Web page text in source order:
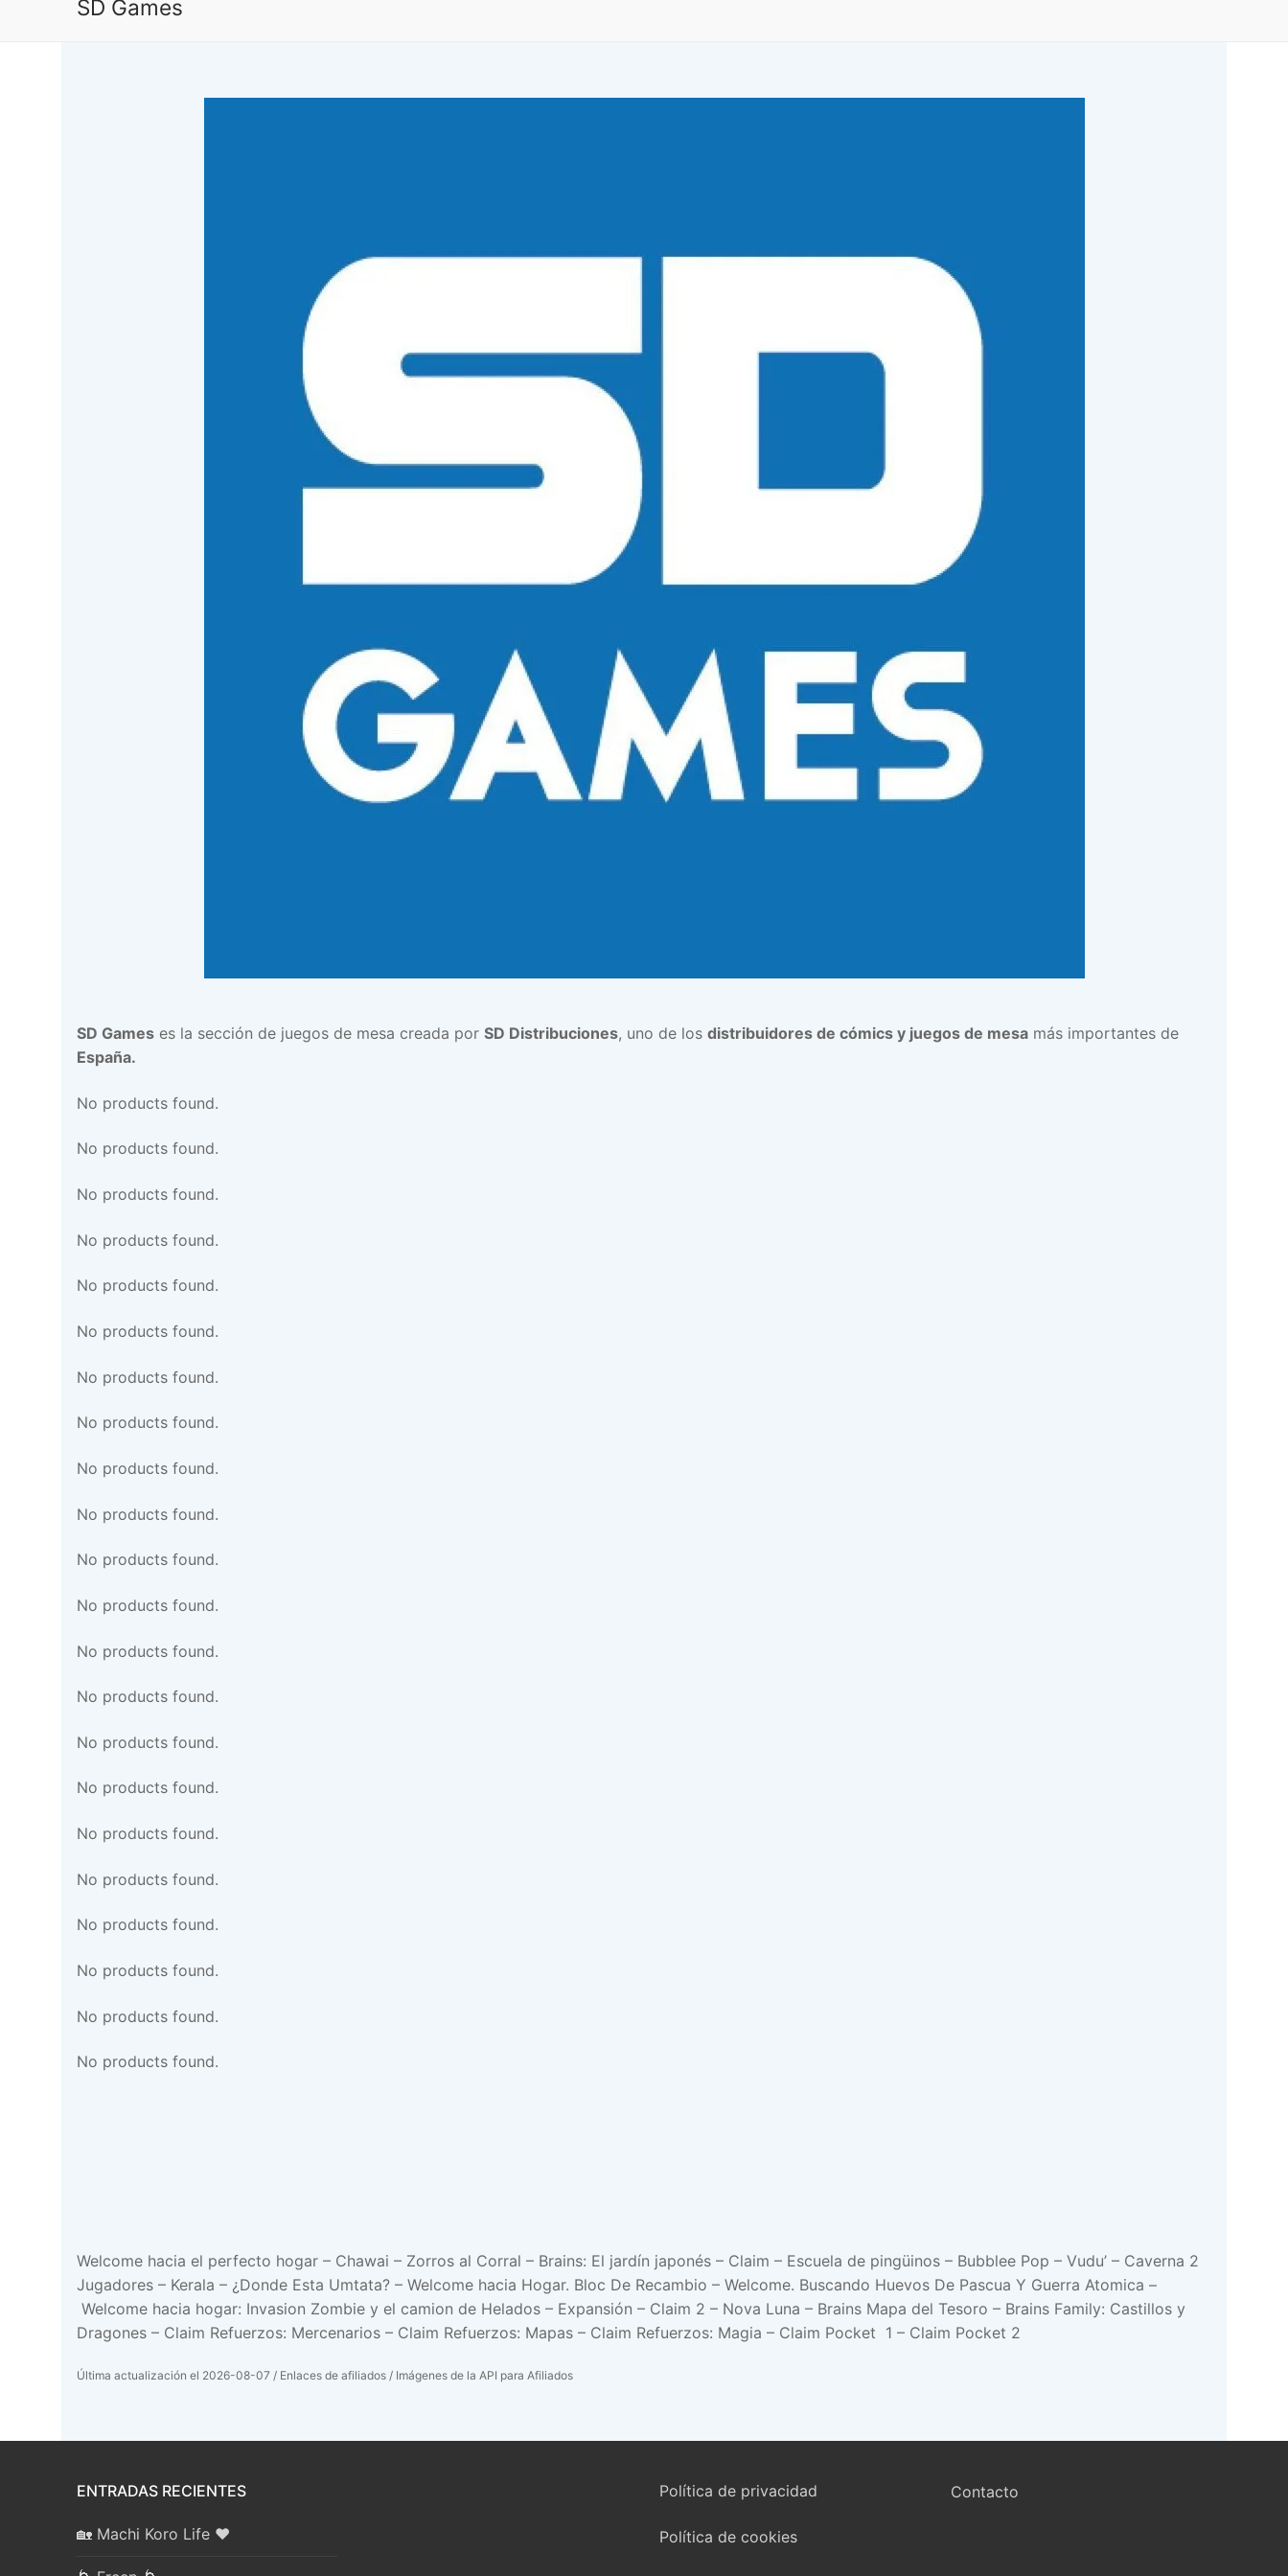
SD Games
SD Games es la sección de juegos de mesa creada por SD Distribuciones, uno de los distribuidores de cómics y juegos de mesa más importantes de
España.
No products found.
No products found.
No products found.
No products found.
No products found.
No products found.
No products found.
No products found.
No products found.
No products found.
No products found.
No products found.
No products found.
No products found.
No products found.
No products found.
No products found.
No products found.
No products found.
No products found.
No products found.
No products found.
Welcome hacia el perfecto hogar – Chawai – Zorros al Corral – Brains: El jardín japonés – Claim – Escuela de pingüinos – Bubblee Pop – Vudu’ – Caverna 2
Jugadores – Kerala – ¿Donde Esta Umtata? – Welcome hacia Hogar. Bloc De Recambio – Welcome. Buscando Huevos De Pascua Y Guerra Atomica –
Welcome hacia hogar: Invasion Zombie y el camion de Helados – Expansión – Claim 2 – Nova Luna – Brains Mapa del Tesoro – Brains Family: Castillos y
Dragones – Claim Refuerzos: Mercenarios – Claim Refuerzos: Mapas – Claim Refuerzos: Magia – Claim Pocket 1 – Claim Pocket 2
Última actualización el 2026-08-07 / Enlaces de afiliados / Imágenes de la API para Afiliados
ENTRADAS RECIENTES
🏡 Machi Koro Life ❤️
Política de privacidad
Política de cookies
Contacto